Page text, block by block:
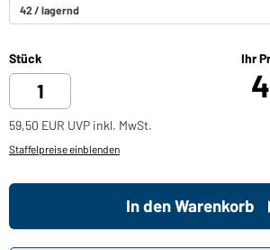
Stück Ihr
59,50 EUR UVP inkl. MwSt.
Staffelpreise einblenden
In den Warenkorb